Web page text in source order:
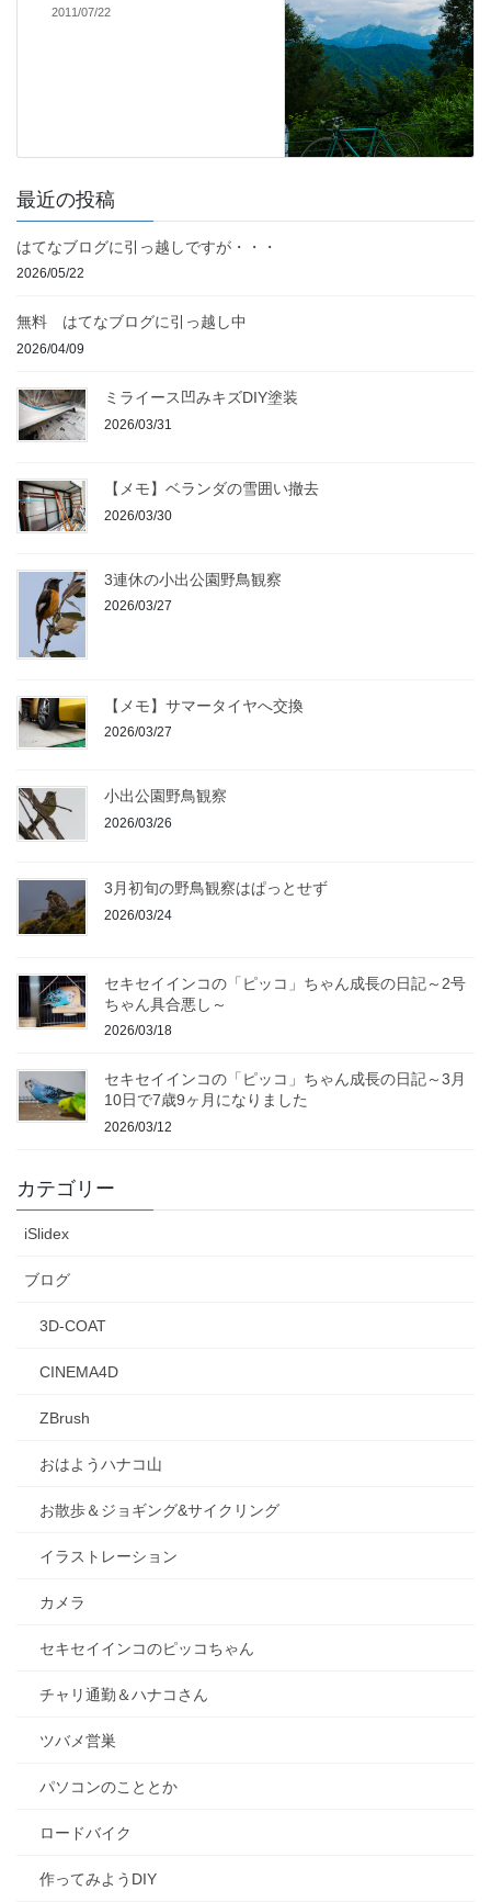
2011/07/22
最近の投稿
はてなブログに引っ越しですが・・・
2026/05/22
無料 はてなブログに引っ越し中
2026/04/09
ミライース凹みキズDIY塗装
2026/03/31
【メモ】ベランダの雪囲い撤去
2026/03/30
3連休の小出公園野鳥観察
2026/03/27
【メモ】サマータイヤへ交換
2026/03/27
小出公園野鳥観察
2026/03/26
3月初旬の野鳥観察はぱっとせず
2026/03/24
セキセイインコの「ピッコ」ちゃん成長の日記～2号
ちゃん具合悪し～
2026/03/18
セキセイインコの「ピッコ」ちゃん成長の日記～3月
10日で7歳9ヶ月になりました
2026/03/12
カテゴリー
iSlidex
ブログ
3D-COAT
CINEMA4D
ZBrush
おはようハナコ山
お散歩＆ジョギング&サイクリング
イラストレーション
カメラ
セキセイインコのピッコちゃん
チャリ通勤＆ハナコさん
ツバメ営巣
パソコンのこととか
ロードバイク
作ってみようDIY